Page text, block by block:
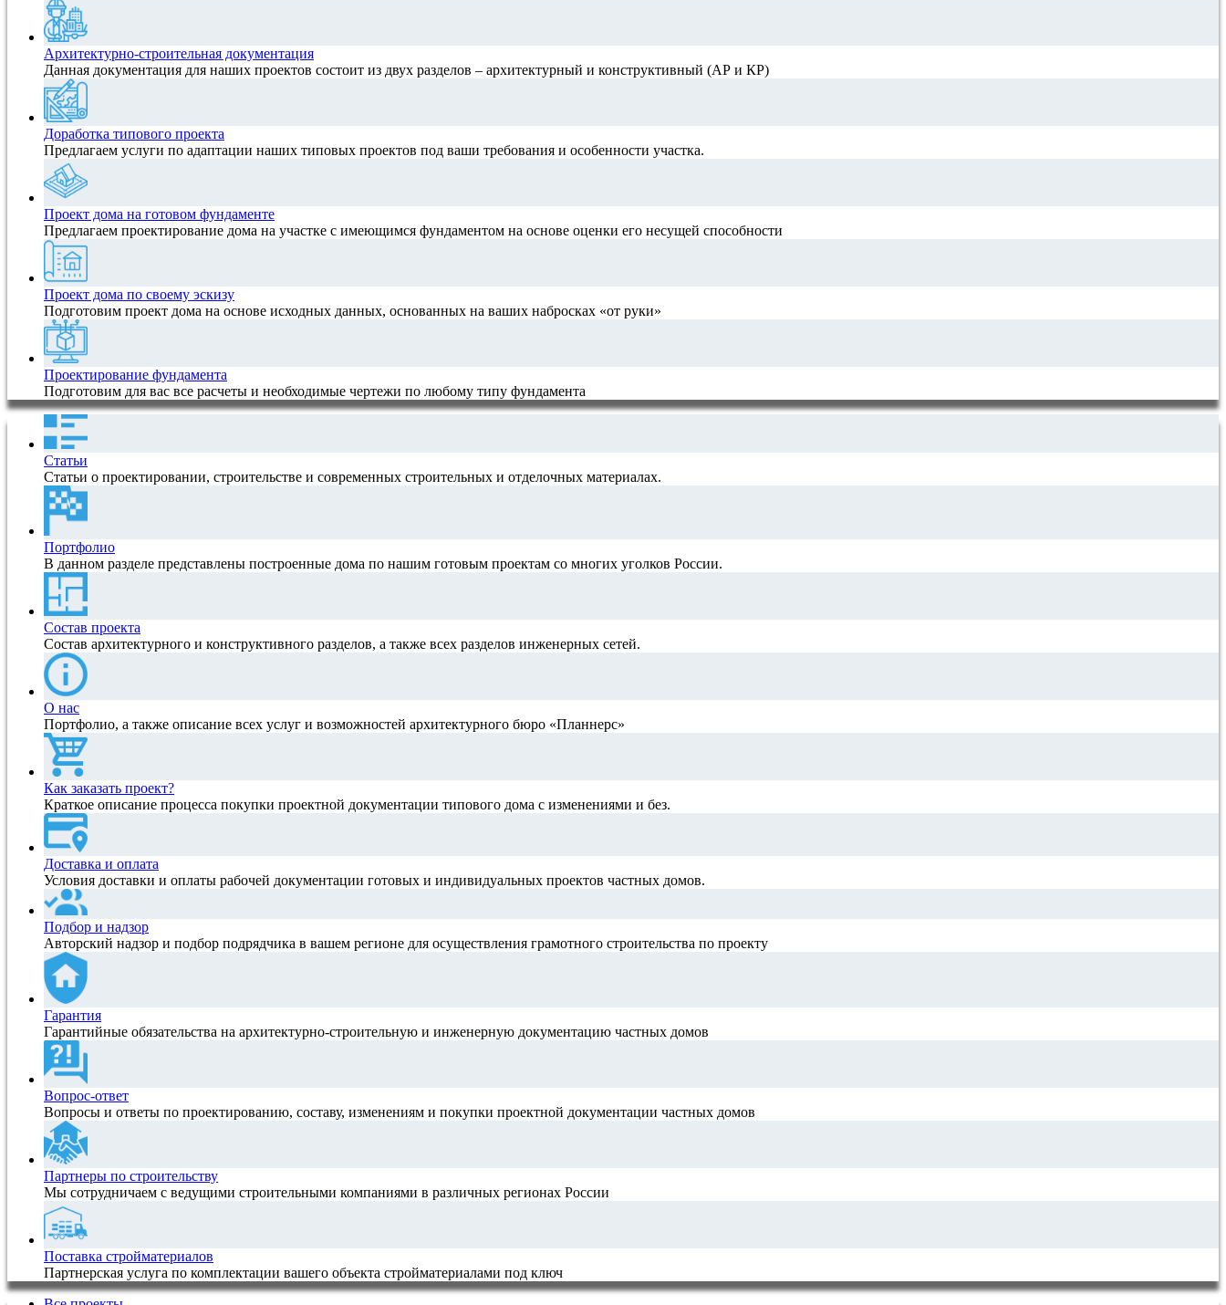
Архитектурно-строительная документация
Данная документация для наших проектов состоит из двух разделов – архитектурный и конструктивный (АР и КР)
Доработка типового проекта
Предлагаем услуги по адаптации наших типовых проектов под ваши требования и особенности участка.
Проект дома на готовом фундаменте
Предлагаем проектирование дома на участке с имеющимся фундаментом на основе оценки его несущей способности
Проект дома по своему эскизу
Подготовим проект дома на основе исходных данных, основанных на ваших набросках «от руки»
Проектирование фундамента
Подготовим для вас все расчеты и необходимые чертежи по любому типу фундамента
Статьи
Статьи о проектировании, строительстве и современных строительных и отделочных материалах.
Портфолио
В данном разделе представлены построенные дома по нашим готовым проектам со многих уголков России.
Состав проекта
Состав архитектурного и конструктивного разделов, а также всех разделов инженерных сетей.
О нас
Портфолио, а также описание всех услуг и возможностей архитектурного бюро «Планнерс»
Как заказать проект?
Краткое описание процесса покупки проектной документации типового дома с изменениями и без.
Доставка и оплата
Условия доставки и оплаты рабочей документации готовых и индивидуальных проектов частных домов.
Подбор и надзор
Авторский надзор и подбор подрядчика в вашем регионе для осуществления грамотного строительства по проекту
Гарантия
Гарантийные обязательства на архитектурно-строительную и инженерную документацию частных домов
Вопрос-ответ
Вопросы и ответы по проектированию, составу, изменениям и покупки проектной документации частных домов
Партнеры по строительству
Мы сотрудничаем с ведущими строительными компаниями в различных регионах России
Поставка стройматериалов
Партнерская услуга по комплектации вашего объекта стройматериалами под ключ